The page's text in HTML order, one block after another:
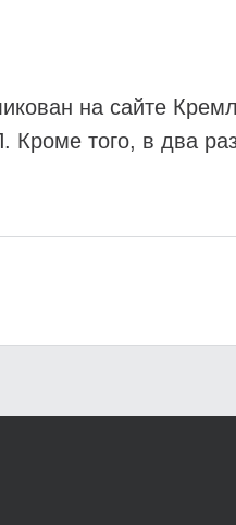
на сайте
того, в два